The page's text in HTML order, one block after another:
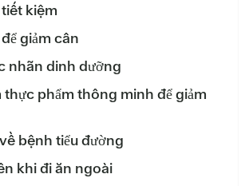
kiệm
giảm cân
nhãn dinh dưỡng
thực phẩm thông minh để giảm
bệnh tiểu đường
khi đi ăn ngoài